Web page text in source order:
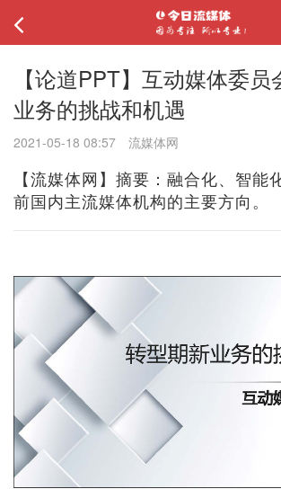
【论道PPT】互动媒体委
业务的挑战和机遇
2021-05-18 08:57 流媒体网
【流媒体网】摘要：融合化、智能
前国内主流媒体机构的主要方向。